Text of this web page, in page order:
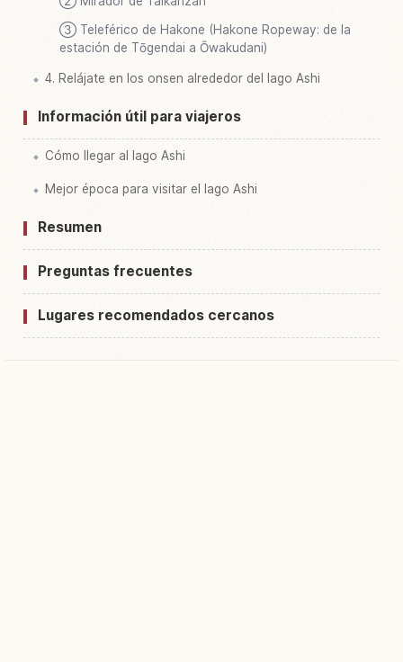
③ Teleférico de Hakone (Hakone Ropeway: de la
estación de Tōgendai a Ōwakudani)
4. Relájate en los onsen alrededor del lago Ashi
Información útil para viajeros
Cómo llegar al lago Ashi
Mejor época para visitar el lago Ashi
Resumen
Preguntas frecuentes
Lugares recomendados cercanos